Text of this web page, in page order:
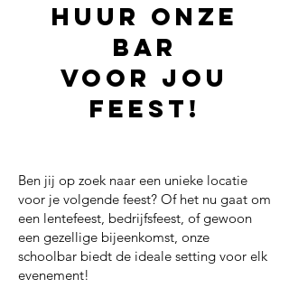
HUUR ONZE
BAR
VOOR JOU
FEEST!
Ben jij op zoek naar een unieke locatie
voor je volgende feest? Of het nu gaat om
een lentefeest, bedrijfsfeest, of gewoon
een gezellige bijeenkomst, onze
schoolbar biedt de ideale setting voor elk
evenement!